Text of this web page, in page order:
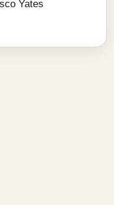
Yates